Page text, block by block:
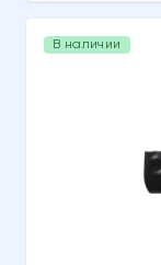
В наличии